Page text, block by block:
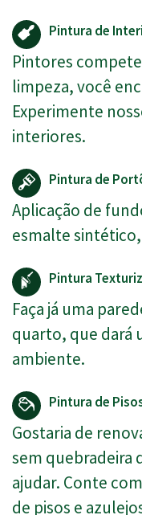
Pintura de
Pintores
limpeza, você
Experimente
interiores.
Pintura de
Aplicação de
esmalte
Pintura
Faça já uma
quarto, que dará
ambiente.
Pintura de
Gostaria de
sem quebradeira
ajudar. Conte
de pisos e